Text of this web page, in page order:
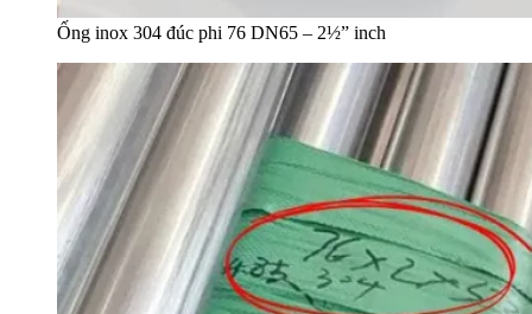
Ống inox 304 đúc phi 76 DN65 – 2½” inch